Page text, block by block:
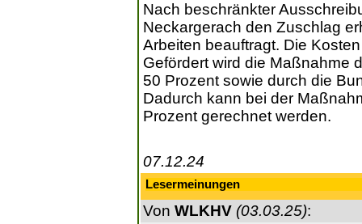
Nach beschränkter
Neckargerach den Zuschlag
Arbeiten beauftragt. Die
Gefördert wird die Maßnahme
50 Prozent sowie durch die
Dadurch kann bei der
Prozent gerechnet werden.
07.12.24
Lesermeinungen
Von WLKHV (03.03.25):